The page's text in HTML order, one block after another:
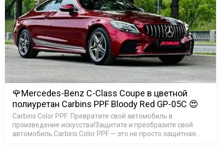
🌹Mercedes-Benz C-Class Coupe в цветной
полиуретан Carbins PPF Bloody Red GP-05C 😍
Carbins Color PPF: Превратите свой автомобиль в
произведение искусства!Защитите и преобразите свой
автомобиль.Carbins Color PPF — это не просто защитная